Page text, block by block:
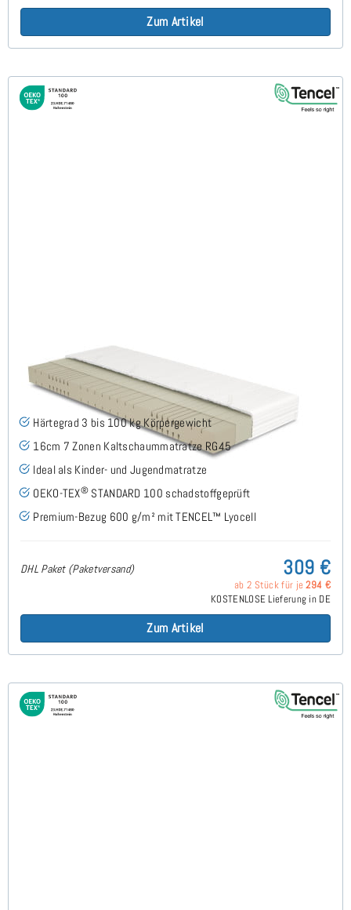
Zum Artikel
Midsofty H3 (TENCEL™ Lyocell) Kaltschaummatratze
100x200 cm
Härtegrad 3 bis 100 kg Körpergewicht
16cm 7 Zonen Kaltschaummatratze RG45
Ideal als Kinder- und Jugendmatratze
OEKO-TEX® STANDARD 100 schadstoffgeprüft
Premium-Bezug 600 g/m² mit TENCEL™ Lyocell
DHL Paket (Paketversand) 309 €
ab 2 Stück für je294 €
KOSTENLOSE Lieferung in DE
Zum Artikel